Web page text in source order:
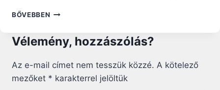
BŐVEBBEN HALÁLUNK
Vélemény, hozzászólás?
Az e-mail címet nem tesszük közzé. A kötelező
mezőket * karakterrel jelöltük